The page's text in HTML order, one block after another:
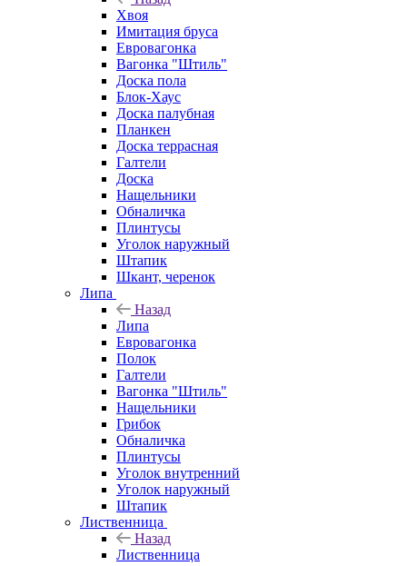
Хвоя
Имитация бруса
Евровагонка
Вагонка "Штиль"
Доска пола
Блок-Хаус
Доска палубная
Планкен
Доска террасная
Галтели
Доска
Нащельники
Обналичка
Плинтусы
Уголок наружный
Штапик
Шкант, черенок
Липа
Назад
Липа
Евровагонка
Полок
Галтели
Вагонка "Штиль"
Нащельники
Грибок
Обналичка
Плинтусы
Уголок внутренний
Уголок наружный
Штапик
Лиственница
Назад
Лиственница